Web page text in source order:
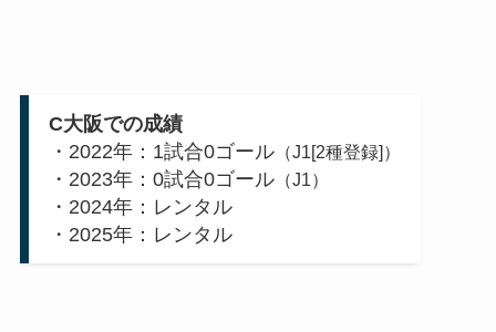
C大阪での成績
・2022年：1試合0ゴール（J1[2種登録]）
・2023年：0試合0ゴール（J1）
・2024年：レンタル
・2025年：レンタル